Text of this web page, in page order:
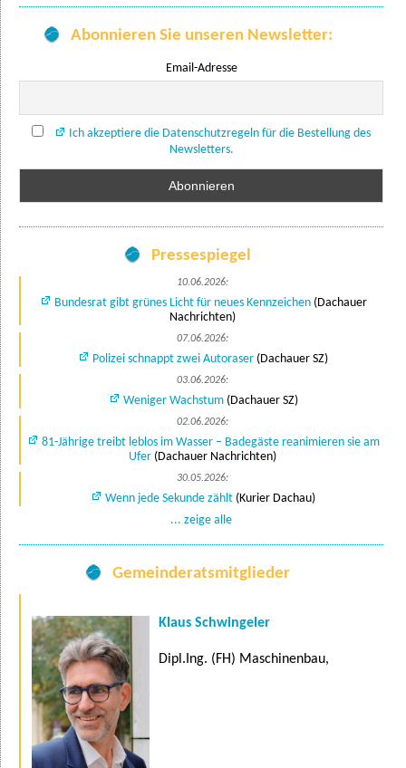
Abonnieren Sie unseren Newsletter:
Email-Adresse
Ich akzeptiere die Datenschutzregeln für die Bestellung des
Newsletters.
Pressespiegel
10.06.2026:
Bundesrat gibt grünes Licht für neues Kennzeichen(Dachauer
Nachrichten)
07.06.2026:
Polizei schnappt zwei Autoraser (Dachauer SZ)
03.06.2026:
Weniger Wachstum(Dachauer SZ)
02.06.2026:
81-Jährige treibt leblos im Wasser – Badegäste reanimieren sie am
Ufer(Dachauer Nachrichten)
30.05.2026:
Wenn jede Sekunde zählt (Kurier Dachau)
... zeige alle
Gemeinderatsmitglieder
Klaus Schwingeler
Dipl.Ing. (FH) Maschinenbau,